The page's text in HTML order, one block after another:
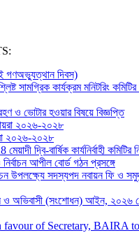
গণঅভ্যুত্থান দিবস)
সামগ্রিক কার্যক্রম মনিটরিং কমিটির
ও ভোটার হওয়ার বিষয়ে বিজ্ঞপ্তি
২০২৬-২০২৮
২০২৬-২০২৮
দ্বি-বার্ষিক কার্যনির্বাহী কমিটির
আপীল বোর্ড গঠন প্রসঙ্গে
উপলক্ষ্যে সদস্যপদ নবায়ন ফি ও
ও অভিবাসী (সংশোধন) আইন, ২০২৬
favour of Secretary, BAIRA